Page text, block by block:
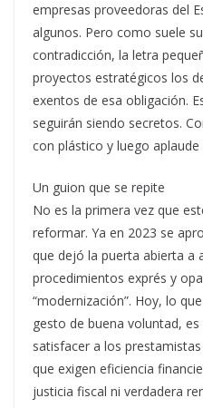
empresas proveedoras del
algunos. Pero como suele
contradicción, la letra
proyectos estratégicos los
exentos de esa obligación.
seguirán siendo secretos.
con plástico y luego
Un guion que se repite
No es la primera vez que
reformar. Ya en 2023 se
que dejó la puerta abierta a
procedimientos exprés y
“modernización”. Hoy, lo
gesto de buena voluntad,
satisfacer a los
que exigen eficiencia
justicia fiscal ni verdadera